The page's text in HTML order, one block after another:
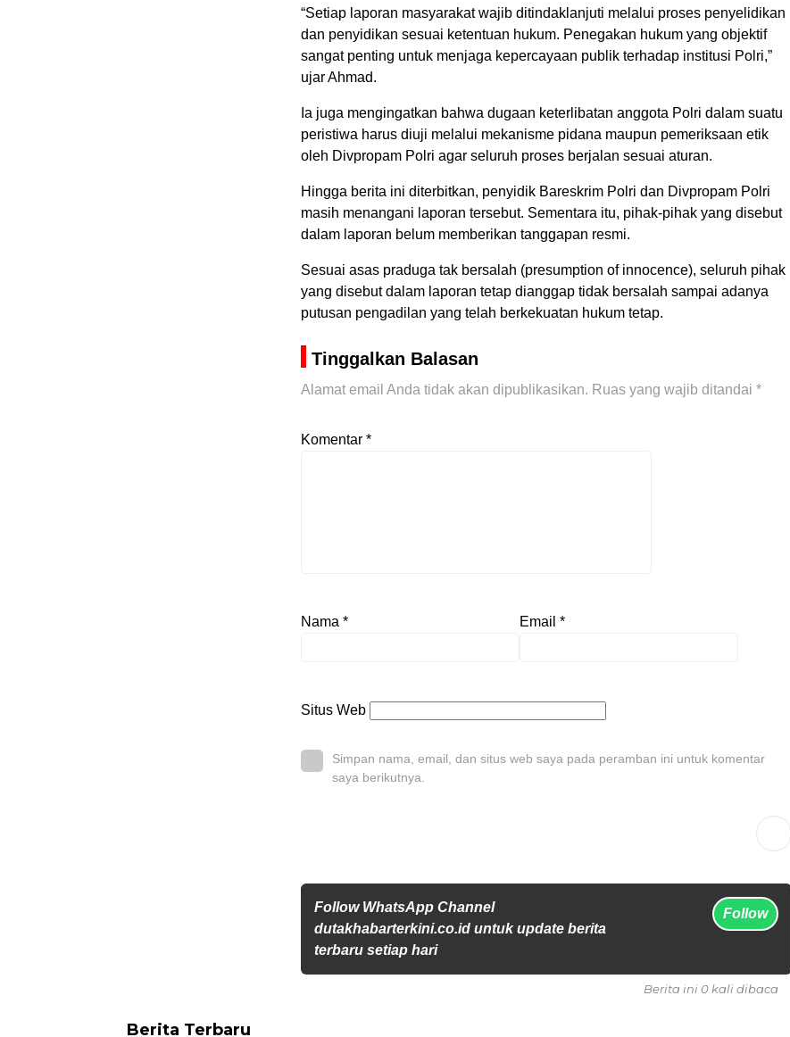
“Setiap laporan masyarakat wajib ditindaklanjuti melalui proses penyelidikan
dan penyidikan sesuai ketentuan hukum. Penegakan hukum yang objektif
sangat penting untuk menjaga kepercayaan publik terhadap institusi Polri,”
ujar Ahmad.
Ia juga mengingatkan bahwa dugaan keterlibatan anggota Polri dalam suatu
peristiwa harus diuji melalui mekanisme pidana maupun pemeriksaan etik
oleh Divpropam Polri agar seluruh proses berjalan sesuai aturan.
Hingga berita ini diterbitkan, penyidik Bareskrim Polri dan Divpropam Polri
masih menangani laporan tersebut. Sementara itu, pihak-pihak yang disebut
dalam laporan belum memberikan tanggapan resmi.
Sesuai asas praduga tak bersalah (presumption of innocence), seluruh pihak
yang disebut dalam laporan tetap dianggap tidak bersalah sampai adanya
putusan pengadilan yang telah berkekuatan hukum tetap.
Tinggalkan Balasan
Alamat email Anda tidak akan dipublikasikan. Ruas yang wajib ditandai *
Komentar *
Nama * Email *
Situs Web
Simpan nama, email, dan situs web saya pada peramban ini untuk komentar
saya berikutnya.
Follow WhatsApp Channel
dutakhabarterkini.co.id untuk update berita
terbaru setiap hari
Follow
Berita ini 0 kali dibaca
Berita Terbaru